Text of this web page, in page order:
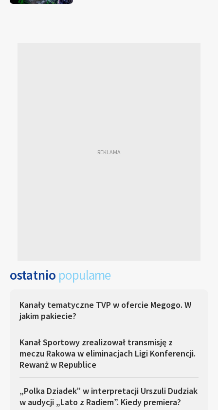
ostatnio popularne
Kanały tematyczne TVP w ofercie Megogo. W
jakim pakiecie?
Kanał Sportowy zrealizował transmisję z
meczu Rakowa w eliminacjach Ligi Konferencji.
Rewanż w Republice
„Polka Dziadek” w interpretacji Urszuli Dudziak
w audycji „Lato z Radiem”. Kiedy premiera?